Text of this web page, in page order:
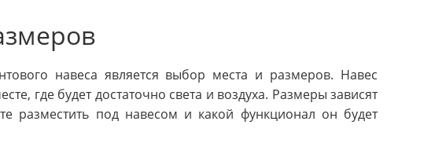
навеса является выбор места и размеров. Навес
где будет достаточно света и воздуха. Размеры зависят
разместить под навесом и какой функционал он будет